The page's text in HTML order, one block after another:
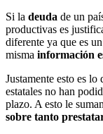
Si la deuda de un
productivas es
diferente ya que es
misma información
Justamente esto es lo
estatales no han
plazo. A esto le
sobre tanto